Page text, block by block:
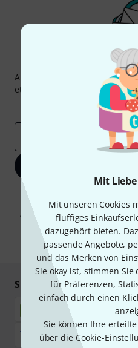
Mit
Mit unseren Cookies
fluffiges
dazugehört bieten.
passende Angebote,
und das Merken von
Sie okay ist, stimmen
für Präferenzen,
einfach durch einen
Sie können Ihre
über die Cookie-
Thomann
Abonniere den Thomann
etwas Glück einen von 50
Inspirierende Beiträge
Mit Klick auf „Jetzt anmelden“
Werbung und einer Messung des
Abmeldung ist jederzeit möglich.
unseren
*
Sicher einkaufen &